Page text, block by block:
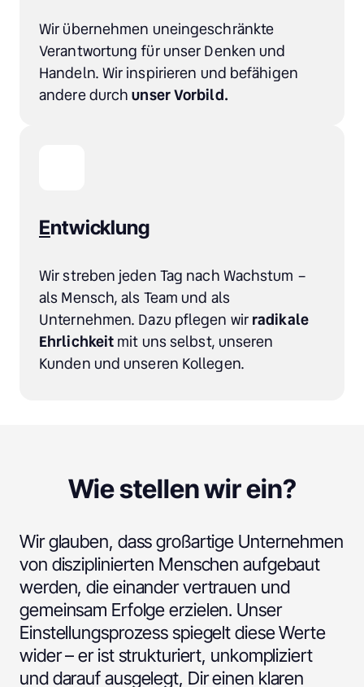
Wir übernehmen uneingeschränkte
Verantwortung für unser Denken und
Handeln. Wir inspirieren und befähigen
andere durch unser Vorbild.
Entwicklung
Wir streben jeden Tag nach Wachstum –
als Mensch, als Team und als
Unternehmen. Dazu pflegen wir radikale
Ehrlichkeit mit uns selbst, unseren
Kunden und unseren Kollegen.
Wie stellen wir ein?
Wir glauben, dass großartige Unternehmen
von disziplinierten Menschen aufgebaut
werden, die einander vertrauen und
gemeinsam Erfolge erzielen. Unser
Einstellungsprozess spiegelt diese Werte
wider – er ist strukturiert, unkompliziert
und darauf ausgelegt, Dir einen klaren